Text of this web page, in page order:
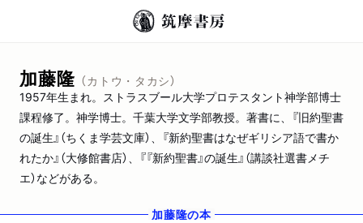
加藤隆 （カトウ・タカシ）
1957年生まれ。ストラスブール大学プロテスタント神学部博士
課程修了。神学博士。千葉大学文学部教授。著書に、『旧約聖書
の誕生』（ちくま学芸文庫）、『新約聖書はなぜギリシア語で書か
れたか』（大修館書店）、『『新約聖書』の誕生』（講談社選書メチ
エ）などがある。
加藤隆の本